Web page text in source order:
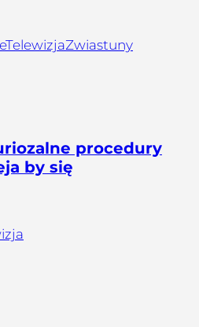
TelewizjaZwiastuny
procedury
by się